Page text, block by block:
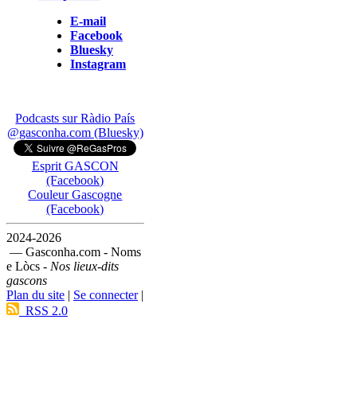
E-mail
Facebook
Bluesky
Instagram
Podcasts sur Ràdio País
@gasconha.com (Bluesky)
Esprit GASCON
(Facebook)
Couleur Gascogne
(Facebook)
2024-2026
— Gasconha.com - Noms
e Lòcs - Nos lieux-dits
gascons
Plan du site | Se connecter|
RSS 2.0